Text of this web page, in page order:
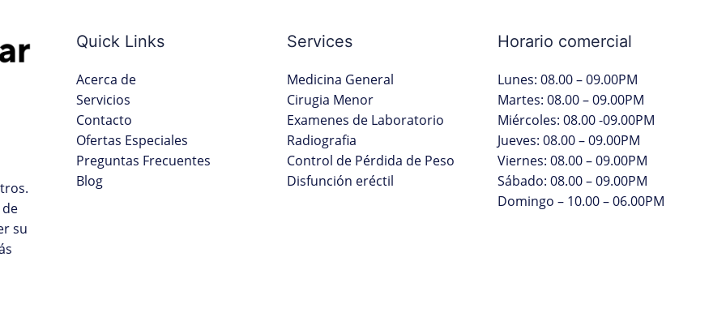
su
Quick Links
Acerca de
Servicios
Contacto
Ofertas Especiales
Preguntas Frecuentes
Blog
Services
Medicina General
Cirugia Menor
Examenes de Laboratorio
Radiografia
Control de Pérdida de Peso
Disfunción eréctil
Horario comercial
Lunes: 08.00 – 09.00PM
Martes: 08.00 – 09.00PM
Miércoles: 08.00 -09.00PM
Jueves: 08.00 – 09.00PM
Viernes: 08.00 – 09.00PM
Sábado: 08.00 – 09.00PM
Domingo – 10.00 – 06.00PM